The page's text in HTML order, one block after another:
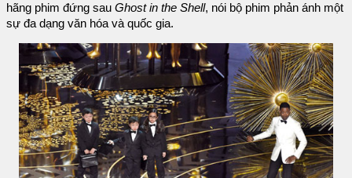
hãng phim đứng sau Ghost in the Shell, nói bộ phim phản ánh một
sự đa dạng văn hóa và quốc gia.